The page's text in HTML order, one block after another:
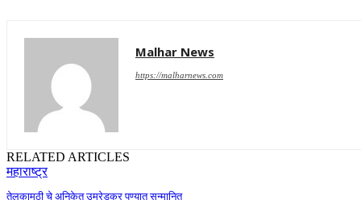
Malhar News
https://malharnews.com
RELATED ARTICLES
महाराष्ट्र
तेलकामठी चे अनिकेत उमरेडकर पुण्यात सन्मानित